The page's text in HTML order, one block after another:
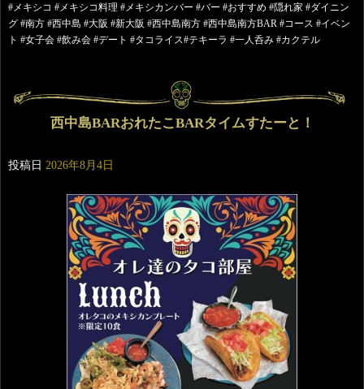
#メキシコ #メキシコ料理 #メキシカンバー #バー #おすすめ #隠れ家 #ダイニン
グ #南方 #西中島 #大阪 #新大阪 #西中島南方 #西中島南方BAR #コース #イベン
ト #女子会 #飲み会 #デート #タコライス#テキーラ #一人呑み #カクテル
西中島BARおれたこBARタイムすたーと！
投稿日 2026年8月4日